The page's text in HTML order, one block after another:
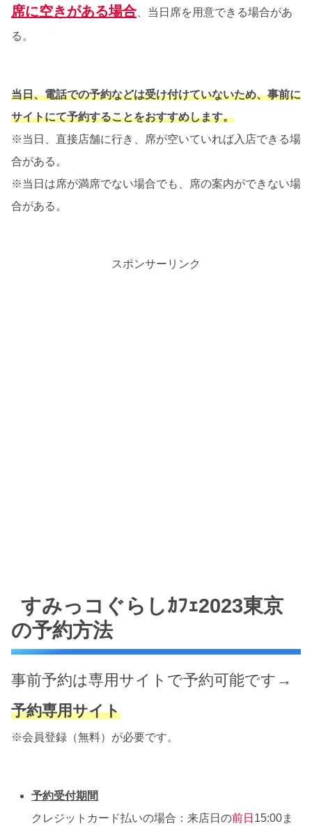
席に空きがある場合 、当日席を用意できる場合があ
る。
当日、電話での予約などは受け付けていないため、事前に
サイトにて予約することをおすすめします。
※当日、直接店舗に行き、席が空いていれば入店できる場
合がある。
※当日は席が満席でない場合でも、席の案内ができない場
合がある。
スポンサーリンク
すみっコぐらしｶﾌｪ2023東京
の予約方法
事前予約は専用サイトで予約可能です→
予約専用サイト
※会員登録（無料）が必要です。
予約受付期間
クレジットカード払いの場合：来店日の前日 15:00ま